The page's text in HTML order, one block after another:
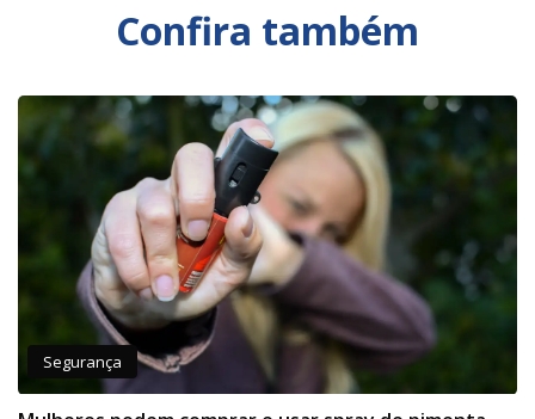
Confira também
Segurança